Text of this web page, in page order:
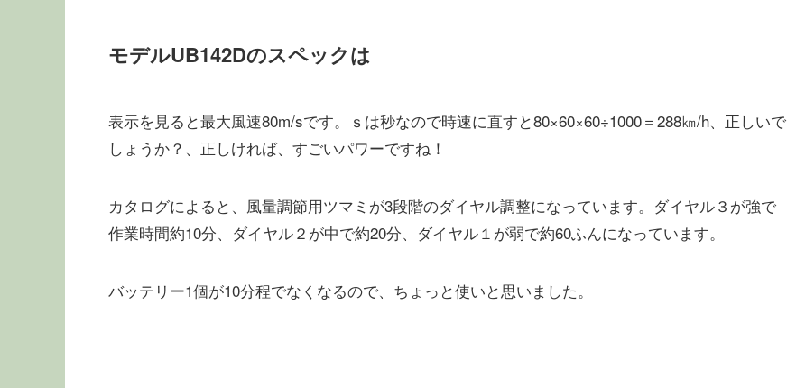
モデルUB142Dのスペックは
表示を見ると最大風速80m/sです。ｓは秒なので時速に直すと80×60×60÷1000＝288㎞/h、正しいで
しょうか？、正しければ、すごいパワーですね！
カタログによると、風量調節用ツマミが3段階のダイヤル調整になっています。ダイヤル３が強で
作業時間約10分、ダイヤル２が中で約20分、ダイヤル１が弱で約60ふんになっています。
バッテリー1個が10分程でなくなるので、ちょっと使いと思いました。